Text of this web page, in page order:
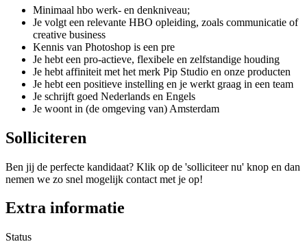
Minimaal hbo werk- en denkniveau;
Je volgt een relevante HBO opleiding, zoals communicatie of
creative business
Kennis van Photoshop is een pre
Je hebt een pro-actieve, flexibele en zelfstandige houding
Je hebt affiniteit met het merk Pip Studio en onze producten
Je hebt een positieve instelling en je werkt graag in een team
Je schrijft goed Nederlands en Engels
Je woont in (de omgeving van) Amsterdam
Solliciteren
Ben jij de perfecte kandidaat? Klik op de 'solliciteer nu' knop en dan
nemen we zo snel mogelijk contact met je op!
Extra informatie
Status